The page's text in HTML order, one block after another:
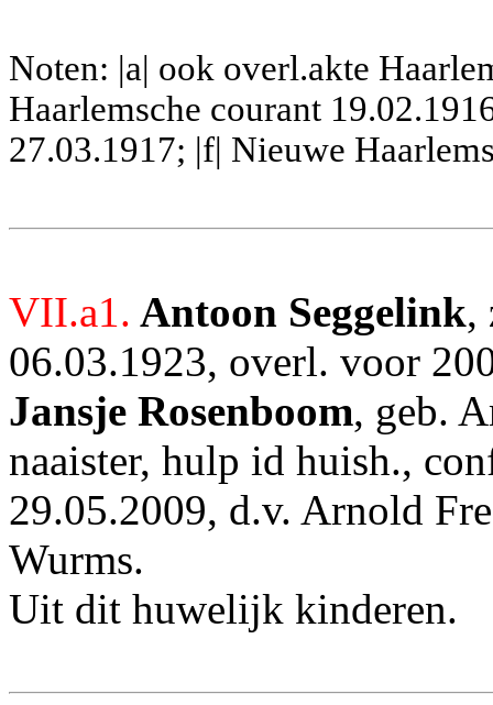
Noten: |a| ook overl.akte
Haarlemsche courant
27.03.1917; |f| Nieuwe
VII.a1. Antoon Seggelink,
06.03.1923, overl. voor
Jansje Rosenboom, geb.
naaister, hulp id huish.,
29.05.2009, d.v. Arnold
Wurms.
Uit dit huwelijk kinderen.